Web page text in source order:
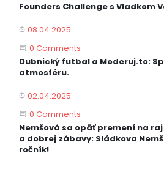
Founders Challenge s Vladkom
PUBLISHED
08.04.2025
Start the Conversation
0 Comments
Dubnický futbal a Moderuj.to:
atmosféru.
PUBLISHED
02.04.2025
Start the Conversation
0 Comments
Nemšová sa opäť premení na
a dobrej zábavy: Sládkova
ročník!